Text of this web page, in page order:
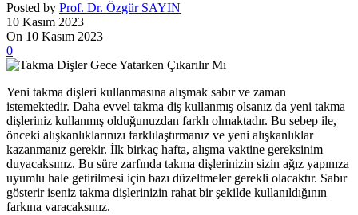
Posted by Prof. Dr. Özgür SAYIN
10 Kasım 2023
On 10 Kasım 2023
0
Yeni takma dişleri kullanmasına alışmak sabır ve zaman
istemektedir. Daha evvel takma diş kullanmış olsanız da yeni takma
dişleriniz kullanmış olduğunuzdan farklı olmaktadır. Bu sebep ile,
önceki alışkanlıklarınızı farklılaştırmanız ve yeni alışkanlıklar
kazanmanız gerekir. İlk birkaç hafta, alışma vaktine gereksinim
duyacaksınız. Bu süre zarfında takma dişlerinizin sizin ağız yapınıza
uyumlu hale getirilmesi için bazı düzeltmeler gerekli olacaktır. Sabır
gösterir iseniz takma dişlerinizin rahat bir şekilde kullanıldığının
farkına varacaksınız.